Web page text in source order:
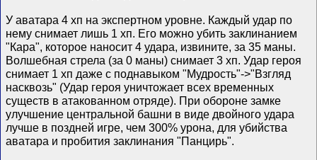
У аватара 4 хп на экспертном уровне. Каждый удар по
нему снимает лишь 1 хп. Его можно убить заклинанием
"Кара", которое наносит 4 удара, извините, за 35 маны.
Волшебная стрела (за 0 маны) снимает 3 хп. Удар героя
снимает 1 хп даже с поднавыком "Мудрость"->"Взгляд
насквозь" (Удар героя уничтожает всех временных
существ в атакованном отряде). При обороне замке
улучшение центральной башни в виде двойного удара
лучше в поздней игре, чем 300% урона, для убийства
аватара и пробития заклинания "Панцирь".